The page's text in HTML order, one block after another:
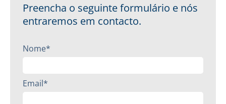
Preencha o seguinte formulário e nós
entraremos em contacto.
Nome*
Email*